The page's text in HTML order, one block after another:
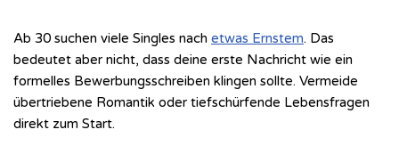
Ab 30 suchen viele Singles nach etwas Ernstem. Das
bedeutet aber nicht, dass deine erste Nachricht wie ein
formelles Bewerbungsschreiben klingen sollte. Vermeide
übertriebene Romantik oder tiefschürfende Lebensfragen
direkt zum Start.